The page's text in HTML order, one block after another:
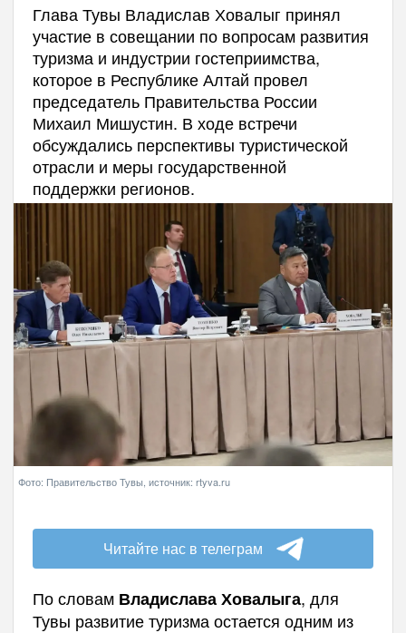
Глава Тувы Владислав Ховалыг принял
участие в совещании по вопросам развития
туризма и индустрии гостеприимства,
которое в Республике Алтай провел
председатель Правительства России
Михаил Мишустин. В ходе встречи
обсуждались перспективы туристической
отрасли и меры государственной
поддержки регионов.
Фото: Правительство Тувы, источник: rtyva.ru
Читайте нас в телеграм
По словам Владислава Ховалыга, для
Тувы развитие туризма остается одним из